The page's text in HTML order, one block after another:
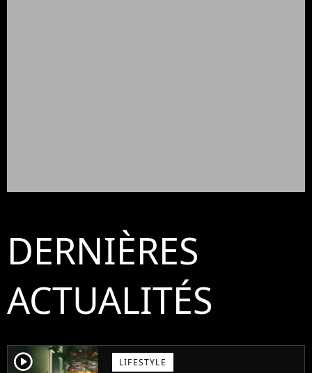
DERNIÈRES
ACTUALITÉS
player2 LIFESTYLE